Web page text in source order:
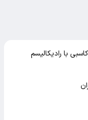
با رادیکالیسم